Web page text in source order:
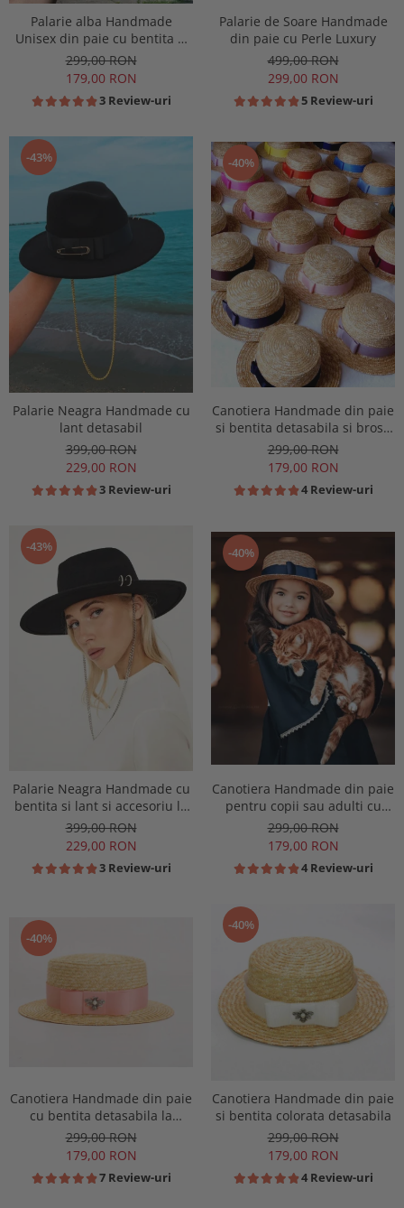
Palarie alba Handmade
Unisex din paie cu bentita si
accesoriu la alegere
299,00 RON
179,00 RON
3 Review-uri
Palarie de Soare Handmade
din paie cu Perle Luxury
499,00 RON
299,00 RON
5 Review-uri
-43%
Palarie Neagra Handmade cu
lant detasabil
399,00 RON
229,00 RON
3 Review-uri
-40%
Canotiera Handmade din paie
si bentita detasabila si brosa
la alegere
299,00 RON
179,00 RON
4 Review-uri
-43%
Palarie Neagra Handmade cu
bentita si lant si accesoriu la
alegere
399,00 RON
229,00 RON
3 Review-uri
-40%
Canotiera Handmade din paie
pentru copii sau adulti cu
Borul cel mai mic
299,00 RON
179,00 RON
4 Review-uri
-40%
Canotiera Handmade din paie
cu bentita detasabila la
alegere
299,00 RON
179,00 RON
7 Review-uri
-40%
Canotiera Handmade din paie
si bentita colorata detasabila
299,00 RON
179,00 RON
4 Review-uri